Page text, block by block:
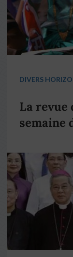
DIVERS
La revue
semaine